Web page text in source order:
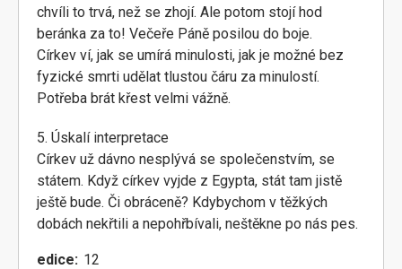
chvíli to trvá, než se zhojí. Ale potom stojí hod
beránka za to! Večeře Páně posilou do boje.
Církev ví, jak se umírá minulosti, jak je možné bez
fyzické smrti udělat tlustou čáru za minulostí.
Potřeba brát křest velmi vážně.
5. Úskalí interpretace
Církev už dávno nesplývá se společenstvím, se
státem. Když církev vyjde z Egypta, stát tam jistě
ještě bude. Či obráceně? Kdybychom v těžkých
dobách nekřtili a nepohřbívali, neštěkne po nás pes.
edice 12